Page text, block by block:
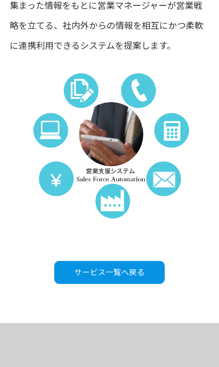
集まった情報をもとに営業マネージャーが営業戦
略を立てる、社内外からの情報を相互にかつ柔軟
に連携利用できるシステムを提案します。
サービス一覧へ戻る